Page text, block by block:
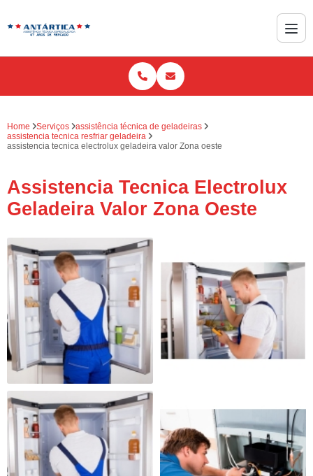
Home Serviços
assistência técnica de geladeiras
assistencia tecnica resfriar geladeira
assistencia tecnica electrolux geladeira valor Zona oeste
Assistencia Tecnica Electrolux
Geladeira Valor Zona Oeste